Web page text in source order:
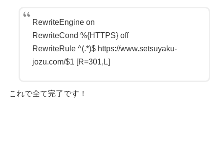
RewriteEngine on
RewriteCond %{HTTPS} off
RewriteRule ^(.*)$ https://www.setsuyaku-
jozu.com/$1 [R=301,L]
これで全て完了です！